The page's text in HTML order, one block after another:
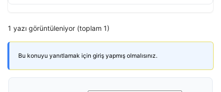
1 yazı görüntüleniyor (toplam 1)
Bu konuyu yanıtlamak için giriş yapmış olmalısınız.